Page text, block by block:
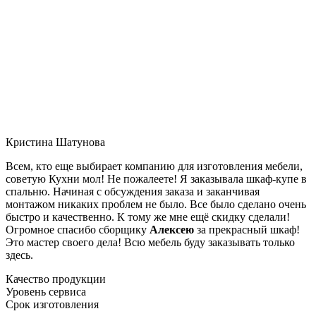
Кристина Шатунова
Всем, кто еще выбирает компанию для изготовления мебели,
советую Кухни мол! Не пожалеете! Я заказывала шкаф-купе в
спальню. Начиная с обсуждения заказа и заканчивая
монтажом никаких проблем не было. Все было сделано очень
быстро и качественно. К тому же мне ещё скидку сделали!
Огромное спасибо сборщику Алексею за прекрасный шкаф!
Это мастер своего дела! Всю мебель буду заказывать только
здесь.
Качество продукции
Уровень сервиса
Срок изготовления